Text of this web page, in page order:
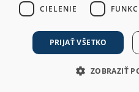
CIELENIE
PRIJAŤ VŠETKO
ZOBRAZIŤ